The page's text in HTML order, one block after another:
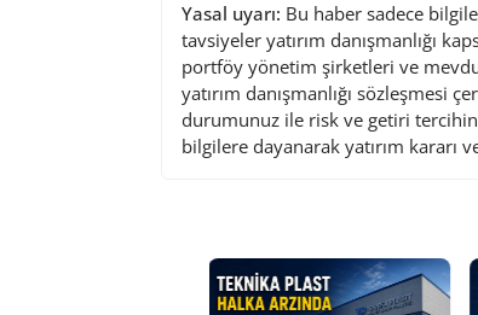
Yasal uyarı: Bu haber sadece
tavsiyeler yatırım danışmanlığı
portföy yönetim şirketleri ve
yatırım danışmanlığı sözleşmesi
durumunuz ile risk ve getiri
bilgilere dayanarak yatırım